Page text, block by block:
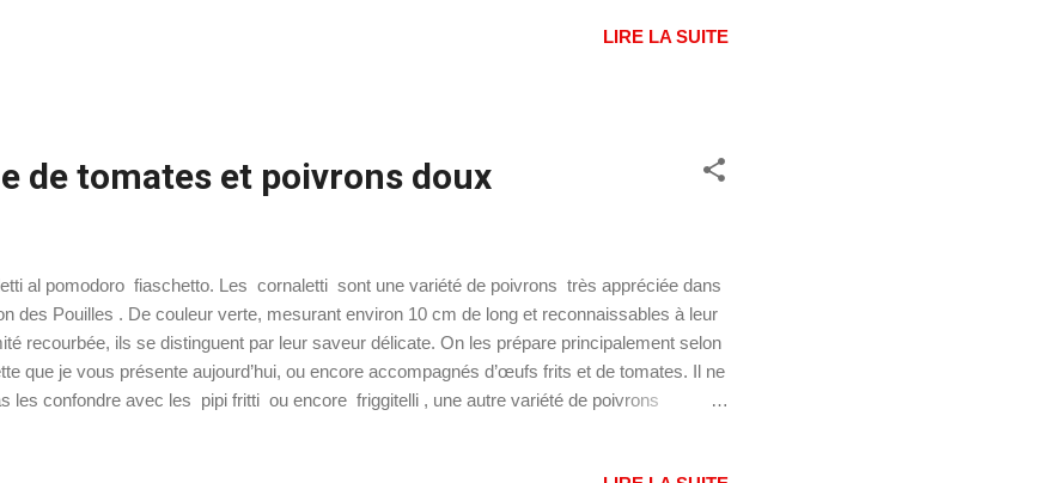
" Questo ragazzo italiano è mignon" . L'exemple de la phrase est bien entendu pris auLIRE LA SUITE
de tomates et poivrons doux
al pomodoro fiaschetto. Les cornaletti sont une variété de poivrons très appréciée dans
des Pouilles . De couleur verte, mesurant environ 10 cm de long et reconnaissables à leur
recourbée, ils se distinguent par leur saveur délicate. On les prépare principalement selon
que je vous présente aujourd’hui, ou encore accompagnés d’œufs frits et de tomates. Il ne
les confondre avec les pipi fritti ou encore friggitelli , une autre variété de poivrons